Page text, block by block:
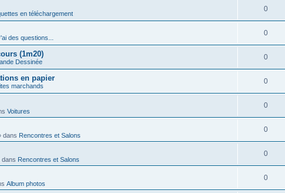
en téléchargement
0
des questions...
0
(1m20)
Dessinée
0
en papier
marchands
0
Voitures
0
dans Rencontres et Salons
0
dans Rencontres et Salons
0
Album photos
0